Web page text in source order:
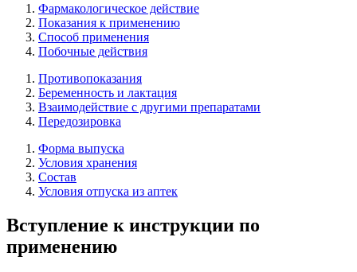
Фармакологическое действие
Показания к применению
Способ применения
Побочные действия
Противопоказания
Беременность и лактация
Взаимодействие с другими препаратами
Передозировка
Форма выпуска
Условия хранения
Состав
Условия отпуска из аптек
Вступление к инструкции по
применению